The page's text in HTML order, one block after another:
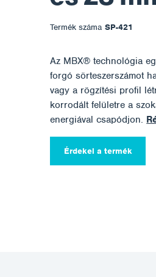
Termék száma SP-421
Az MBX® technológia
forgó sörteszerszámot
vagy a rögzítési profil
korrodált felületre a
energiával csapódjon.
Érdekel a termék